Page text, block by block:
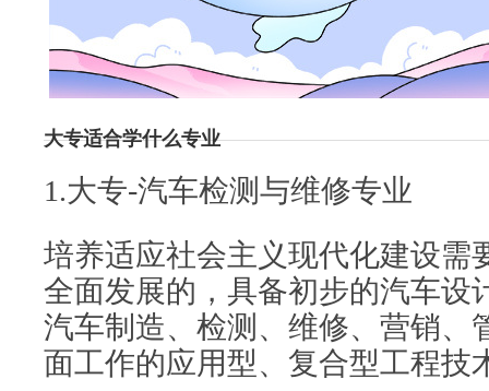
大专适合学什么专业
1.大专-汽车检测与维修专业
培养适应社会主义现代化建设需
全面发展的，具备初步的汽车设
汽车制造、检测、维修、营销、
面工作的应用型、复合型工程技